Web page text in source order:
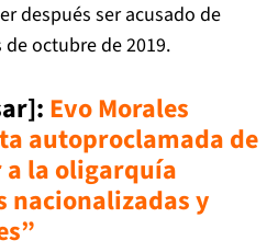
después ser acusado de
octubre de 2019.
Evo Morales
autoproclamada de
la oligarquía
nacionalizadas y